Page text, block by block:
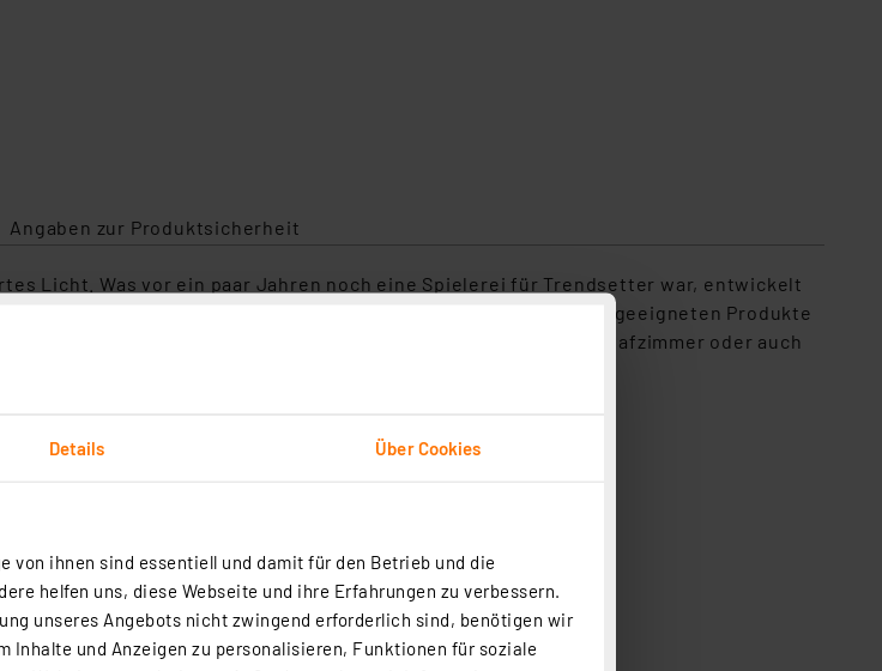
Details Über Cookies
von ihnen sind essentiell und damit für den Betrieb und die
helfen uns, diese Webseite und ihre Erfahrungen zu verbessern.
unseres Angebots nicht zwingend erforderlich sind, benötigen wir
Inhalte und Anzeigen zu personalisieren, Funktionen für soziale
Angaben zur Produktsicherheit
Licht. Was vor ein paar Jahren noch eine Spielerei für Trendsetter war, entwickelt
SMART+ bietet dir für nahezu alle Räume und Umgebungen die geeigneten Produkte
installieren. Ob in der Küche oder im Bad, im Wohn- oder Schlafzimmer oder auch
Gärten, Terrassen, Balkone
Assistant)